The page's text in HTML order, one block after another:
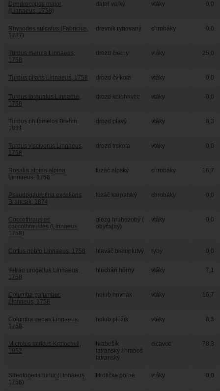
Dendrocopos major
(Linnaeus, 1758)
ďateľ veľký vtáky 0,0
Rhysodes sulcatus (Fabricius,
1787)
drevník ryhovaný chrobáky 0,0
Turdus merula Linnaeus,
1758
drozd čierny vtáky 25,0
Turdus pilaris Linnaeus, 1758 drozd čvíkota vtáky 0,0
Turdus torquatus Linnaeus,
1758
drozd kolohrivec vtáky 0,0
Turdus philomelos Brehm,
1831
drozd plavý vtáky 8,3
Turdus viscivorus Linnaeus,
1758
drozd trskota vtáky 0,0
Rosalia alpina alpina
Linnaeus, 1758
fuzáč alpský chrobáky 16,7
Pseudogaurotina excellens
Brancsik, 1874
fuzáč karpatský chrobáky 0,0
Coccothraustes
coccothraustes (Linnaeus,
1758)
glezg hrubozobý (
obyčajný)
vtáky 0,0
Cottus gobio Linnaeus, 1758 hlaváč bieloplutvý ryby 0,0
Tetrao urogallus Linnaeus,
1758
hlucháň hôrny vtáky 7,1
Columba palumbus
Linnaeus, 1758
holub hrivnák vtáky 16,7
Columba oenas Linnaeus,
1758
holub plúžik vtáky 8,3
Microtus tatricus Kratochvil,
1952
hrabošík
tatranský / hraboš
tatranský
cicavce 78,3
Streptopelia turtur (Linnaeus,
1758)
Hrdlička poľná vtáky 0,0